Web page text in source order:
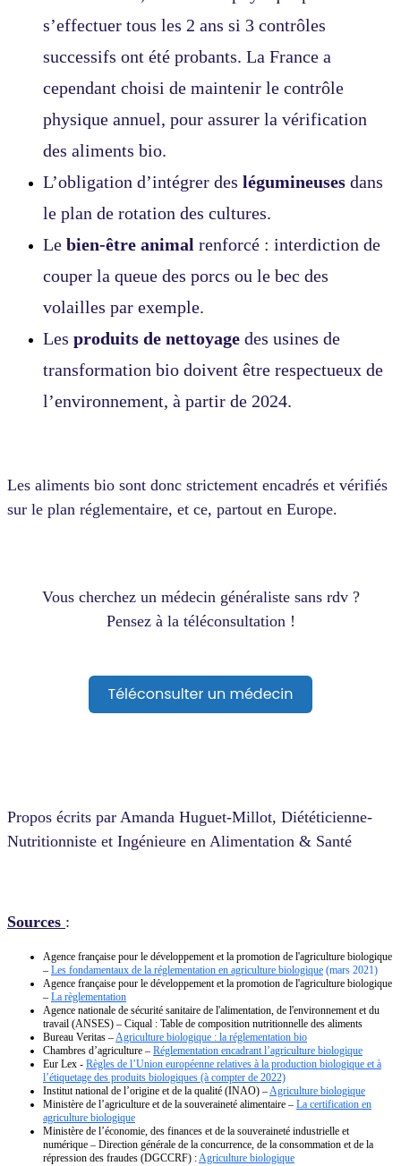
s’effectuer tous les 2 ans si 3 contrôles
successifs ont été probants. La France a
cependant choisi de maintenir le contrôle
physique annuel, pour assurer la vérification
des aliments bio.
L’obligation d’intégrer des légumineuses dans
le plan de rotation des cultures.
Le bien-être animal renforcé : interdiction de
couper la queue des porcs ou le bec des
volailles par exemple.
Les produits de nettoyage des usines de
transformation bio doivent être respectueux de
l’environnement, à partir de 2024.
Les aliments bio sont donc strictement encadrés et vérifiés
sur le plan réglementaire, et ce, partout en Europe.
Vous cherchez un médecin généraliste sans rdv ?
Pensez à la téléconsultation !
Propos écrits par Amanda Huguet-Millot, Diététicienne-
Nutritionniste et Ingénieure en Alimentation & Santé
Sources :
Agence française pour le développement et la promotion de l'agriculture biologique
– Les fondamentaux de la réglementation en agriculture biologique (mars 2021)
Agence française pour le développement et la promotion de l'agriculture biologique
– La règlementation
Agence nationale de sécurité sanitaire de l'alimentation, de l'environnement et du
travail (ANSES) – Ciqual : Table de composition nutritionnelle des aliments
Bureau Veritas –Agriculture biologique : la réglementation bio
Chambres d’agriculture – Réglementation encadrant l’agriculture biologique
Eur Lex - Règles de l’Union européenne relatives à la production biologique et à
l’étiquetage des produits biologiques (à compter de 2022)
Institut national de l’origine et de la qualité (INAO) –Agriculture biologique
Ministère de l’agriculture et de la souveraineté alimentaire – La certification en
agriculture biologique
Ministère de l’économie, des finances et de la souveraineté industrielle et
numérique – Direction générale de la concurrence, de la consommation et de la
répression des fraudes (DGCCRF) :Agriculture biologique